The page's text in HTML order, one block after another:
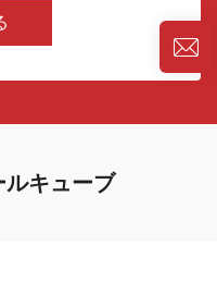
ルキューブ